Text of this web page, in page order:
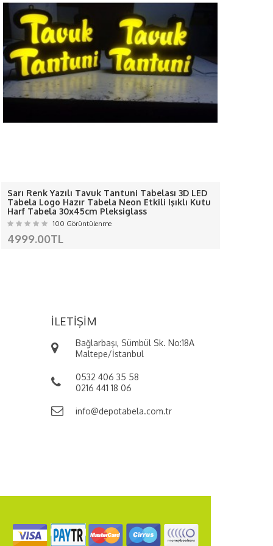
adaptör kullanıyoruz-
sorumlu değildir...
Macaristan, İrlanda, İtalya, Letonya,
Slovakya, Slovenya, İsveç
Sarı Renk Yazılı Tavuk Tantuni Tabelası 3D LED
Tabela Logo Hazır Tabela Neon Etkili Işıklı Kutu
Harf Tabela 30x45cm Pleksiglass
100 Görüntülenme
4999.00TL
İLETIŞIM
Bağlarbaşı, Sümbül Sk. No:18A
Maltepe/İstanbul
0532 406 35 58
0216 441 18 06
info@depotabela.com.tr